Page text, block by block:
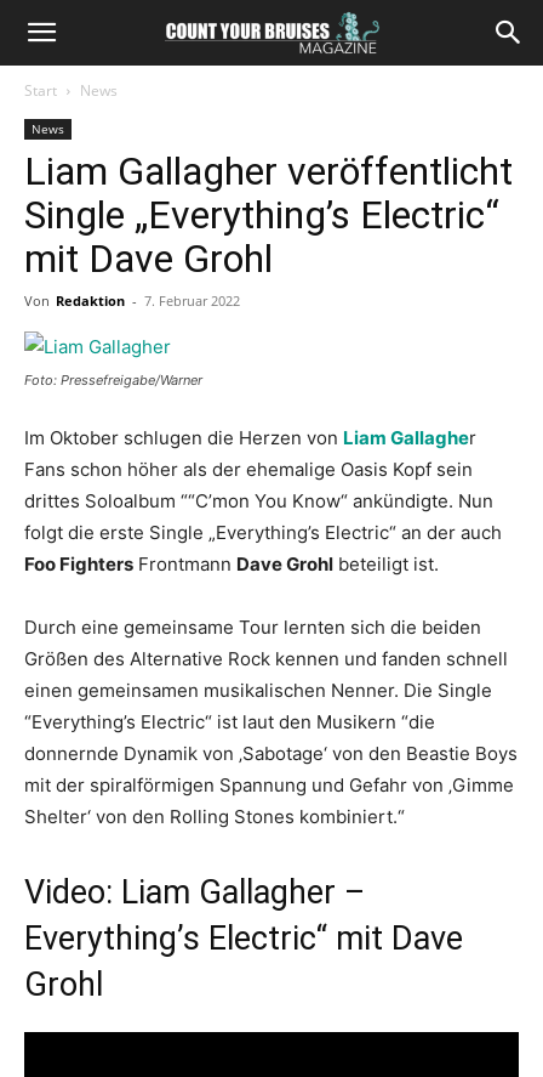
Start News
News
Liam Gallagher veröffentlicht
Single „Everything’s Electric“
mit Dave Grohl
Von Redaktion - 7. Februar 2022
Foto: Pressefreigabe/Warner
Im Oktober schlugen die Herzen von Liam Gallagher
Fans schon höher als der ehemalige Oasis Kopf sein
drittes Soloalbum ““C’mon You Know“ ankündigte. Nun
folgt die erste Single „Everything’s Electric“ an der auch
Foo Fighters Frontmann Dave Grohl beteiligt ist.
Durch eine gemeinsame Tour lernten sich die beiden
Größen des Alternative Rock kennen und fanden schnell
einen gemeinsamen musikalischen Nenner. Die Single
“Everything’s Electric“ ist laut den Musikern “die
donnernde Dynamik von ‚Sabotage‘ von den Beastie Boys
mit der spiralförmigen Spannung und Gefahr von ‚Gimme
Shelter‘ von den Rolling Stones kombiniert.“
Video: Liam Gallagher –
Everything’s Electric“ mit Dave
Grohl